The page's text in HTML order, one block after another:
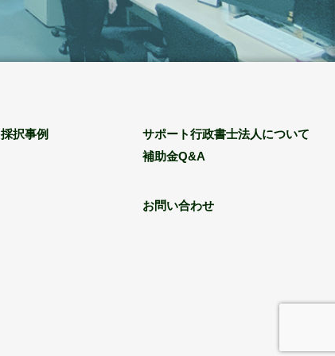
採択事例
サポート行政書士法人について
補助金Q&A
お問い合わせ